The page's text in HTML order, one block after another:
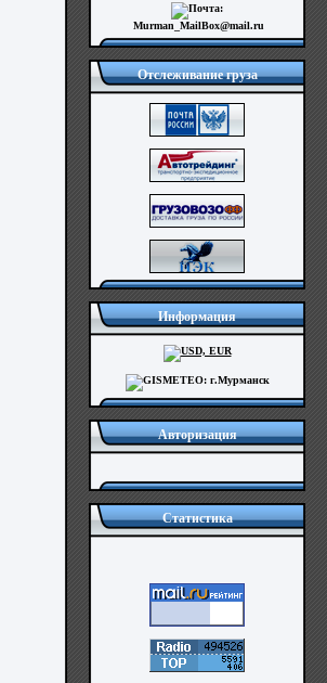
Murman_MailBox@mail.ru
Отслеживание груза
Информация
Авторизация
Статистика